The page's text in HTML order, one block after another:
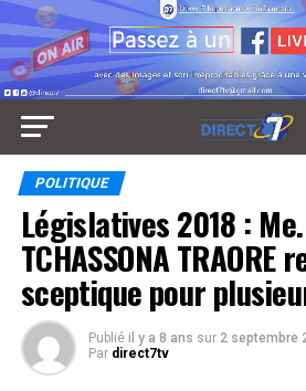
POLITIQUE
Législatives 2018 :
TCHASSONA TRAORE
sceptique pour
Publié il y a 8 ans sur 2 septembre
Par direct7tv